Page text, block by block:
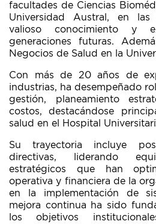
facultades de Ciencias
Universidad Austral, en
valioso conocimiento y
generaciones futuras.
Negocios de Salud en la
Con más de 20 años de
industrias, ha desempeñado
gestión, planeamiento
costos, destacándose
salud en el Hospital
Su trayectoria incluye
directivas, liderando
estratégicos que han
operativa y financiera de la
en la implementación de
mejora continua ha sido
los objetivos